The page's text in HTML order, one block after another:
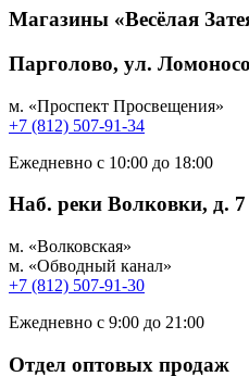
Магазины «Весёлая
Парголово, ул.
м. «Проспект Просвещения»
+7 (812) 507-91-34
Ежедневно с 10:00 до 18:00
Наб. реки Волковки, д. 7
м. «Волковская»
м. «Обводный канал»
+7 (812) 507-91-30
Ежедневно с 9:00 до 21:00
Отдел оптовых продаж